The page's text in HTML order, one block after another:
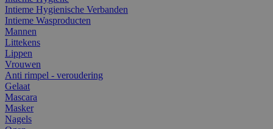
Intieme Hygienische Verbanden
Intieme Wasproducten
Mannen
Littekens
Lippen
Vrouwen
Anti rimpel - veroudering
Gelaat
Mascara
Masker
Nagels